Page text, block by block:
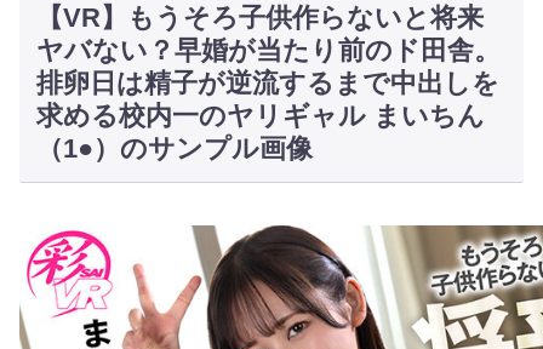
【VR】もうそろ子供作らないと将来
ヤバない？早婚が当たり前のド田舎。
排卵日は精子が逆流するまで中出しを
求める校内一のヤリギャル まいちん
（1●）のサンプル画像